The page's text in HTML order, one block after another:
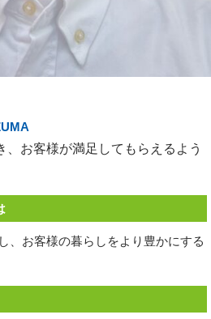
、お客様が満足してもらえるよう
、お客様の暮らしをより豊かにする